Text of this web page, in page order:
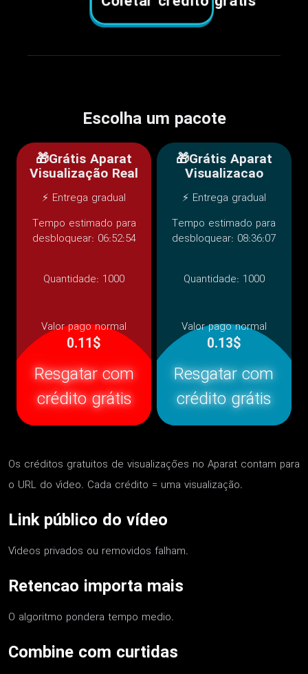
Escolha um pacote
🎁Grátis Aparat
Visualização Real
⚡ Entrega gradual
Tempo estimado para
desbloquear: 06:52:54
Quantidade: 1000
Valor pago normal
0.11$
Resgatar com
crédito grátis
🎁Grátis Aparat
Visualizacao
⚡ Entrega gradual
Tempo estimado para
desbloquear: 08:36:07
Quantidade: 1000
Valor pago normal
0.13$
Resgatar com
crédito grátis
Os créditos gratuitos de visualizações no Aparat contam para
o URL do vídeo. Cada crédito = uma visualização.
Link público do vídeo
Vídeos privados ou removidos falham.
Retencao importa mais
O algoritmo pondera tempo medio.
Combine com curtidas